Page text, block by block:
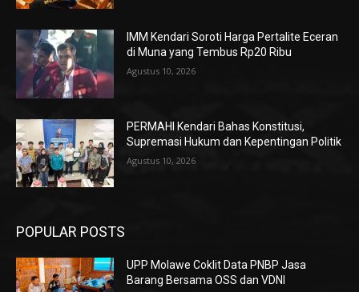
IMM Kendari Soroti Harga Pertalite Eceran
di Muna yang Tembus Rp20 Ribu
Agustus 10, 2026
PERMAHI Kendari Bahas Konstitusi,
Supremasi Hukum dan Kepentingan Politik
Agustus 10, 2026
POPULAR POSTS
UPP Molawe Coklit Data PNBP Jasa
Barang Bersama OSS dan VDNI